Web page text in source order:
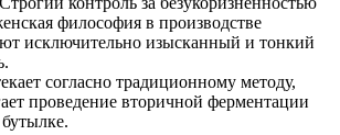
философия в производстве
исключительно изысканный и тонкий
согласно традиционному методу,
проведение вторичной ферментации